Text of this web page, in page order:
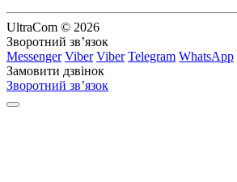
UltraCom © 2026
Зворотний зв’язок
Messenger Viber Viber Telegram WhatsApp
Замовити дзвінок
Зворотний зв’язок